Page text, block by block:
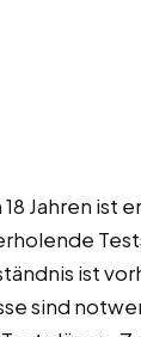
Jahren ist
ist
sind